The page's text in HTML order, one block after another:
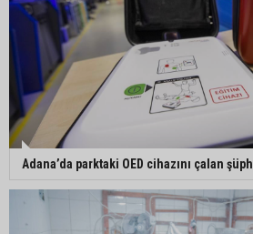
Adana’da parktaki OED cihazını çalan